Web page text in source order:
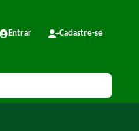
Entrar Cadastre-se